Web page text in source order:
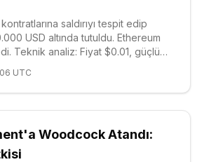
saldırıyı tespit edip
USD altında tutuldu. Ethereum
Teknik analiz: Fiyat $0.01, güçlü
UTC
Woodcock Atandı: